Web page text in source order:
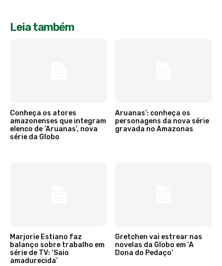
Leia também
Conheça os atores
amazonenses que integram
elenco de ‘Aruanas’, nova
série da Globo
Aruanas’: conheça os
personagens da nova série
gravada no Amazonas
Marjorie Estiano faz
balanço sobre trabalho em
série de TV: ‘Saio
amadurecida’
Gretchen vai estrear nas
novelas da Globo em ‘A
Dona do Pedaço’